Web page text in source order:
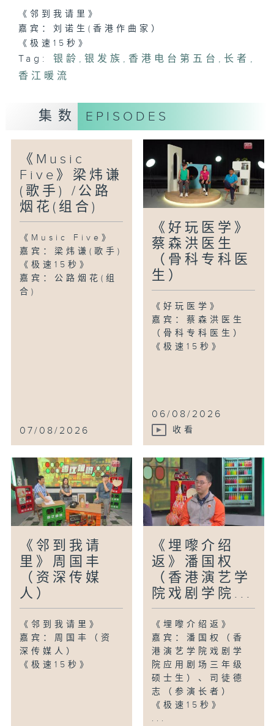
《邻到我请里》
嘉宾：刘诺生(香港作曲家）
《极速15秒》
Tag: 银龄 , 银发族 , 香港电台第五台 , 长者 ,
香江暖流
集数 EPISODES
《Music
Five》梁炜谦
(歌手) /公路
烟花(组合)
《Music Five》
嘉宾：梁炜谦(歌手)
《极速15秒》
嘉宾：公路烟花(组
合)
07/08/2026
《好玩医学》
蔡森洪医生
（骨科专科医
生）
《好玩医学》
嘉宾：蔡森洪医生
（骨科专科医生）
《极速15秒》
06/08/2026
收看
《邻到我请
里》周国丰
（资深传媒
人）
《邻到我请里》
嘉宾：周国丰（资
深传媒人）
《极速15秒》
《埋嚟介绍
返》潘国权
（香港演艺学
院戏剧学院...
《埋嚟介绍返》
嘉宾：潘国权（香
港演艺学院戏剧学
院应用剧场三年级
硕士生）、司徒德
志（参演长者）
《极速15秒》
...